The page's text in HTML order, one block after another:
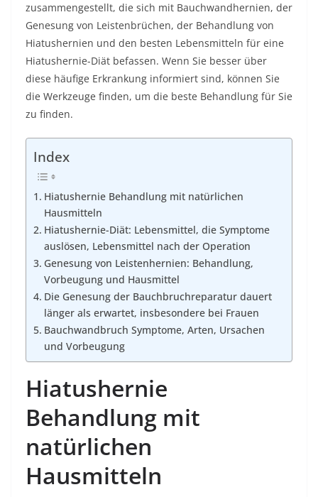
zusammengestellt, die sich mit Bauchwandhernien, der
Genesung von Leistenbrüchen, der Behandlung von
Hiatushernien und den besten Lebensmitteln für eine
Hiatushernie-Diät befassen. Wenn Sie besser über
diese häufige Erkrankung informiert sind, können Sie
die Werkzeuge finden, um die beste Behandlung für Sie
zu finden.
Index
Hiatushernie Behandlung mit natürlichen
Hausmitteln
Hiatushernie-Diät: Lebensmittel, die Symptome
auslösen, Lebensmittel nach der Operation
Genesung von Leistenhernien: Behandlung,
Vorbeugung und Hausmittel
Die Genesung der Bauchbruchreparatur dauert
länger als erwartet, insbesondere bei Frauen
Bauchwandbruch Symptome, Arten, Ursachen
und Vorbeugung
Hiatushernie
Behandlung mit
natürlichen
Hausmitteln